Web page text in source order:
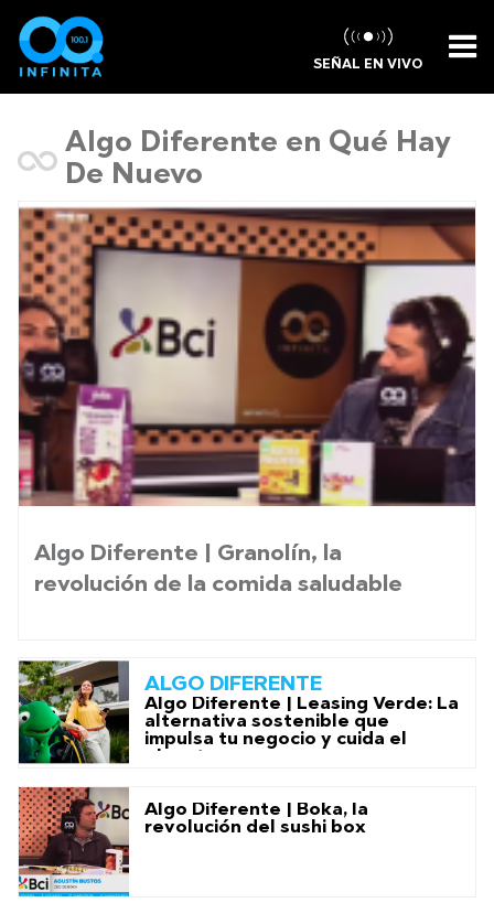
SEÑAL EN VIVO
Algo Diferente en Qué Hay
De Nuevo
Algo Diferente | Granolín, la
revolución de la comida saludable
ALGO DIFERENTE
Algo Diferente | Leasing Verde: La
alternativa sostenible que
impulsa tu negocio y cuida el
Algo Diferente | Boka, la
revolución del sushi box